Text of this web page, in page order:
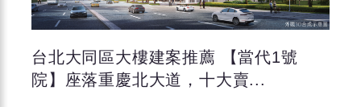
台北大同區大樓建案推薦 【當代1號
院】座落重慶北大道，十大賣...